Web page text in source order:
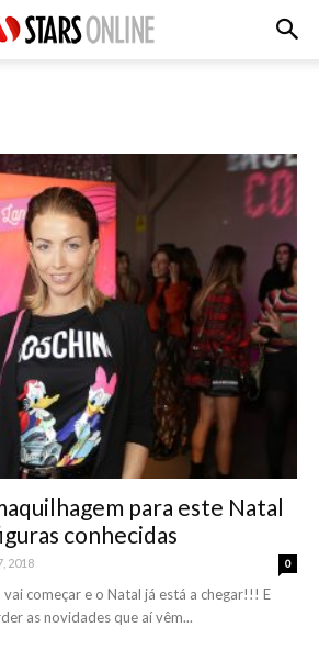
para este Natal
conhecidas
2018 0
começar e o Natal já está a chegar!!! E
as novidades que aí vêm...